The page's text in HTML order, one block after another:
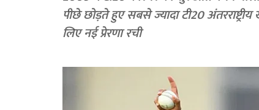
पीछे छोड़ते हुए सबसे ज्यादा टी20
लिए नई प्रेरणा रची